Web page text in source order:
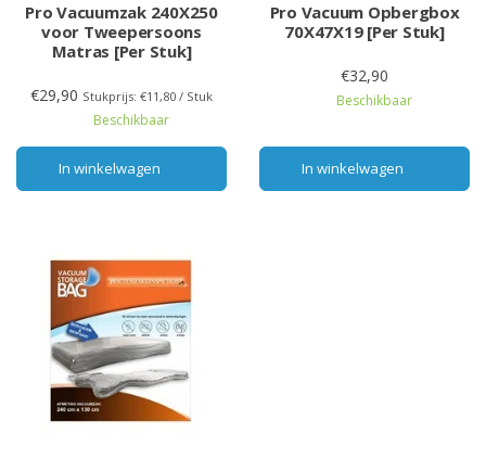
Pro Vacuumzak 240X250
voor Tweepersoons
Matras [Per Stuk]
€29,90 Stukprijs: €11,80 / Stuk
Beschikbaar
In winkelwagen
Pro Vacuum Opbergbox
70X47X19 [Per Stuk]
€32,90
Beschikbaar
In winkelwagen